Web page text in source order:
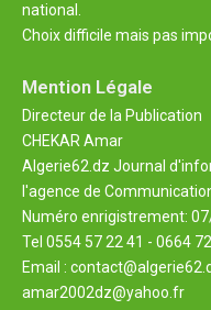
national.
Choix difficile mais pas
Mention Légale
Directeur de la Publication
CHEKAR Amar
Algerie62.dz Journal
l'agence de
Numéro enrigistrement:
Tel 0554 57 22 41 - 0664
Email :
amar2002dz@yahoo.fr